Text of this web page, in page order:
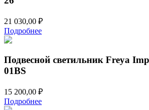
21 030,00 ₽
Подробнее
Подвесной светильник Freya
01BS
15 200,00 ₽
Подробнее